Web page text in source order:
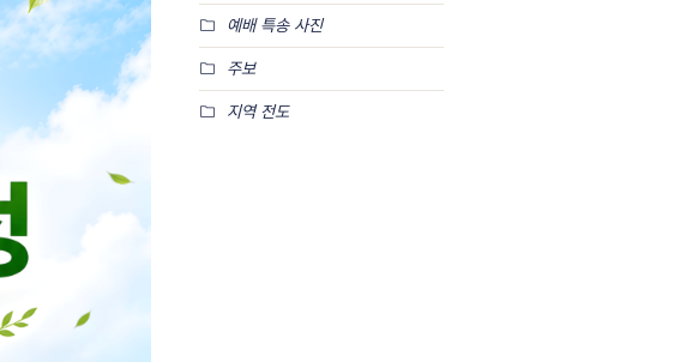
예배 특송 사진
주보
지역 전도